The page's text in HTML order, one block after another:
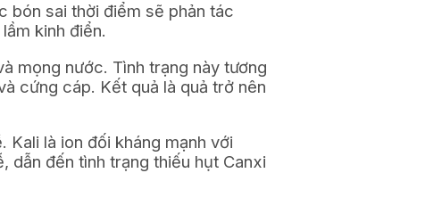
bón sai thời điểm sẽ phản tác
kinh điển.
mọng nước. Tình trạng này tương
cứng cáp. Kết quả là quả trở nên
là ion đối kháng mạnh với
dẫn đến tình trạng thiếu hụt Canxi